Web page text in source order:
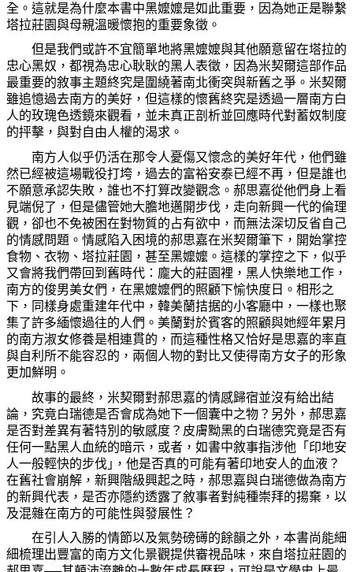
全。這就是為什麼本書中黑嬤嬤是如此重要，因為她正是聯繫
塔拉莊園與母親溫暖懷抱的重要象徵。
但是我們或許不宜簡單地將黑嬤嬤與其他願意留在塔拉的
忠心黑奴，都視為忠心耿耿的黑人表徵，因為米契爾這部作品
最重要的敘事主題終究是圍繞著南北衝突與新舊之爭。米契爾
雖追憶過去南方的美好，但這樣的懷舊終究是透過一層南方白
人的玫瑰色透鏡來觀看，並未真正剖析並回應時代對蓄奴制度
的抨擊，與對自由人權的渴求。
南方人似乎仍活在那令人憂傷又懷念的美好年代，他們雖
然已經被這場戰役打垮 ，過去的富裕安泰已經不再，但是誰也
不願意承認失敗，誰也不打算改變觀念。郝思嘉從他們身上看
見端倪了，但是儘管她大膽地邁開步伐，走向新興一代的倫理
觀，卻也不免被困在對物質的占有欲中，而無法深切反省自己
的情感問題。情感陷入困境的郝思嘉在米契爾筆下，開始掌控
食物、衣物、塔拉莊園，甚至黑嬤嬤 。這樣的掌控之下，似乎
又會將我們帶回到舊時代：龐大的莊園裡，黑人快樂地工作，
南方的俊男美女們，在黑嬤嬤們的照顧下愉快度日。相形之
下，同樣身處重建年代中，韓美蘭拮据的小客廳中，一樣也聚
集了許多緬懷過往的人們。美蘭對於賓客的照顧與她經年累月
的南方淑女修養是相連貫的，而這種性格又恰好是思嘉的率直
與自利所不能容忍的，兩個人物的對比又使得南方女子的形象
更加鮮明。
故事的最終，米契爾對郝思嘉的情感歸宿並沒有給出結
論，究竟白瑞德是否會成為她下一個囊中之物？另外，郝思嘉
是否對差異有著特別的敏感度？皮膚黝黑的白瑞德究竟是否有
任何一點黑人血統的暗示，或者，如書中敘事指涉他「印地安
人一般輕快的步伐 ｣ ，他是否真的可能有著印地安人的血液？
在舊社會崩解，新興階級興起之時，郝思嘉與白瑞德做為南方
的新興代表，是否亦隱約透露了敘事者對純種崇拜的揚棄，以
及混雜在南方的可能性與發展性？
在引人入勝的情節以及氣勢磅礡的餘韻之外，本書尚能細
細梳理出豐富的南方文化景觀提供審視品味，來自塔拉莊園的